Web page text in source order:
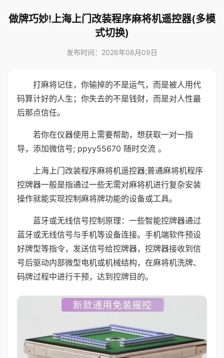
做牌巧妙!上海上门改装程序麻将机遥控器(多模
式切换)
发布时间：2026年08月09日
打麻将记住，你输掉的不是运气，而是被人用代
码算计好的人生；你失去的不是钱财，而是对人性最
后那点信任。
若你在仪器使用上需要帮助，想获取一对一指
导，添加微信号; ppyy55670 随时交流 。
上海上门改装程序麻将机遥控器;普通麻将机程序
控牌器一般是指通过一些无需对麻将机进行复杂安装
操作就能实现控制麻将牌功能的设备或工具。
蓝牙或无线信号控制原理：一些智能控牌器通过
蓝牙或无线信号与手机等设备连接。手机端软件预设
好牌型等指令，发送信号给控牌器，控牌器接收到信
号后驱动内部微型电机或机械结构，在麻将机洗牌、
码牌过程中进行干预，达到控牌目的。